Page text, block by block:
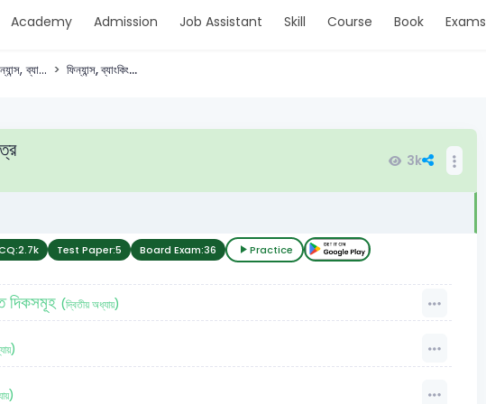
Academy Admission Job Assistant Skill Course Book Exams
ব্যা... ফিন্যান্স, ব্যাংকিং...
3k
2.7k Test Paper:5 Board Exam:36 Practice
দিকসমূহ (দ্বিতীয় অধ্যায়)